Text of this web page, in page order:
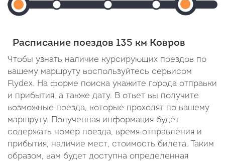
км
Прибытие: 16:01
В пути: 2 часа 54 минуты
Прибытие: 16:17
В пути: 3 часа 10 минут
Прибытие: 18:46
Отправление: 19:34
В пути: 5 часов 39
В
пути:
1
день
10
часов
Расписание поездов 135 км Ковров
Чтобы узнать наличие курсирующих поездов по
вашему маршруту воспользуйтесь сервисом
Flydex. На форме поиска укажите города отправки
и прибытия, а также дату. В ответ вы получите
возможные поезда, которые проходят по вашему
маршруту. Полученная информация будет
содержать номер поезда, время отправления и
прибытия, наличие мест, стоимость билета. Таким
образом, вам будет доступна определенная